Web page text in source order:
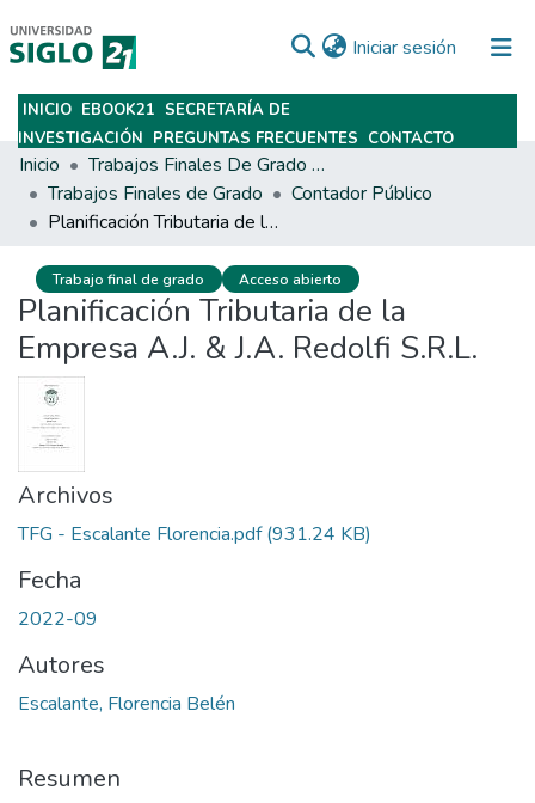
Iniciar sesión (current)
Subir
INICIO EBOOK21 SECRETARÍA DE
INVESTIGACIÓN PREGUNTAS FRECUENTES CONTACTO
Inicio
Trabajos Finales De Grado Y Posgrado
Trabajos Finales de Grado
Contador Público
Planificación Tributaria de la Empresa A.J. & J.A. Redolfi S.R.L.
Trabajo final de grado Acceso abierto
Planificación Tributaria de la
Empresa A.J. & J.A. Redolfi S.R.L.
Archivos
TFG - Escalante Florencia.pdf(931.24 KB)
Fecha
2022-09
Autores
Escalante, Florencia Belén
Resumen